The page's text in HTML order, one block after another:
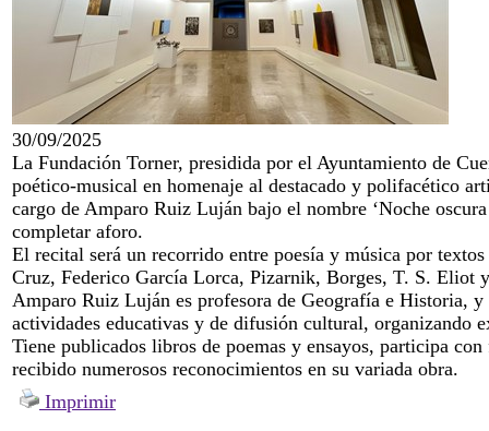
30/09/2025
La Fundación Torner, presidida por el Ayuntamiento de
poético-musical en homenaje al destacado y polifacético
cargo de Amparo Ruiz Luján bajo el nombre ‘Noche
completar aforo.
El recital será un recorrido entre poesía y música por
Cruz, Federico García Lorca, Pizarnik, Borges, T. S. Eliot
Amparo Ruiz Luján es profesora de Geografía e Historia,
actividades educativas y de difusión cultural, organizando
Tiene publicados libros de poemas y ensayos, participa
recibido numerosos reconocimientos en su variada obra.
Imprimir